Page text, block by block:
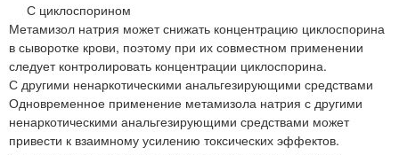
С циклоспорином
Метамизол натрия может снижать концентрацию циклоспорина
в сыворотке крови, поэтому при их совместном применении
следует контролировать концентрации циклоспорина.
С другими ненаркотическими анальгезирующими средствами
Одновременное применение метамизола натрия с другими
ненаркотическими анальгезирующими средствами может
привести к взаимному усилению токсических эффектов.